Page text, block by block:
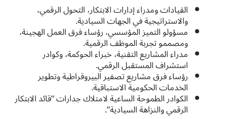
القيادات ومدراء إدارات الابتكار، التحول الرقمي،
والاستراتيجية في الجهات السيادية.
مسؤولو التميز المؤسسي، رؤساء فرق العمل الهجينة،
ومصممو تجربة الموظف الرقمية.
مدراء المشاريع التقنية، خبراء الحوكمة، وكوادر
استشراف المستقبل الرقمي.
رؤساء فرق مشاريع تصفير البيروقراطية وتطوير
الخدمات الحكومية الاستباقية.
الكوادر الطموحة الساعية لامتلاك جدارات “قائد الابتكار
الرقمي والنزاهة السيادية”.